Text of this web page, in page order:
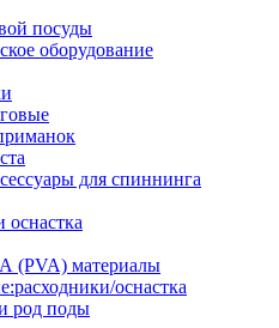
посуды
оборудование
для спиннинга
оснастка
(PVA) материалы
оснастка
род поды